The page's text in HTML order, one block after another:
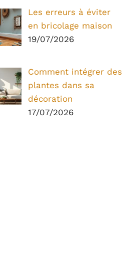
Les erreurs à éviter
en bricolage maison
19/07/2026
Comment intégrer des
plantes dans sa
décoration
17/07/2026